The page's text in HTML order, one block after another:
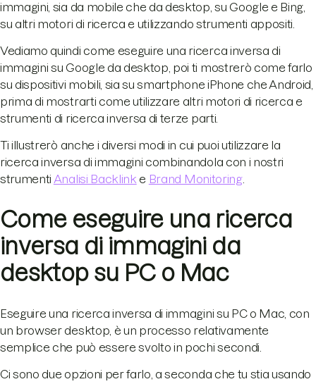
immagini, sia da mobile che da desktop, su Google e Bing,
su altri motori di ricerca e utilizzando strumenti appositi.
Vediamo quindi come eseguire una ricerca inversa di
immagini su Google da desktop, poi ti mostrerò come farlo
su dispositivi mobili, sia su smartphone iPhone che Android,
prima di mostrarti come utilizzare altri motori di ricerca e
strumenti di ricerca inversa di terze parti.
Ti illustrerò anche i diversi modi in cui puoi utilizzare la
ricerca inversa di immagini combinandola con i nostri
strumenti Analisi Backlink e Brand Monitoring.
Come eseguire una ricerca
inversa di immagini da
desktop su PC o Mac
Eseguire una ricerca inversa di immagini su PC o Mac, con
un browser desktop, è un processo relativamente
semplice che può essere svolto in pochi secondi.
Ci sono due opzioni per farlo, a seconda che tu stia usando